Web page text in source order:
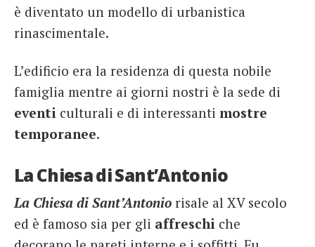
è diventato un modello di urbanistica
rinascimentale.
L’edificio era la residenza di questa nobile
famiglia mentre ai giorni nostri è la sede di
eventi culturali e di interessanti mostre
temporanee.
La Chiesa di Sant’Antonio
La Chiesa di Sant’Antonio risale al XV secolo
ed è famoso sia per gli affreschi che